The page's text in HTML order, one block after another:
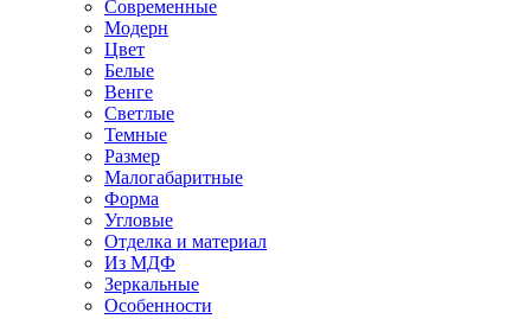
Современные
Модерн
Цвет
Белые
Венге
Светлые
Темные
Размер
Малогабаритные
Форма
Угловые
Отделка и материал
Из МДФ
Зеркальные
Особенности